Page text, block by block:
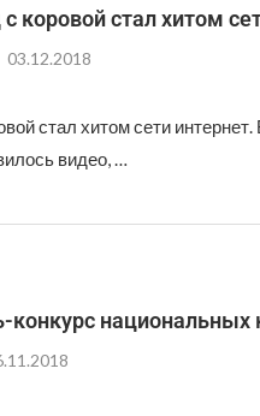
коровой стал хитом
03.12.2018
стал хитом сети
видео, …
национальных